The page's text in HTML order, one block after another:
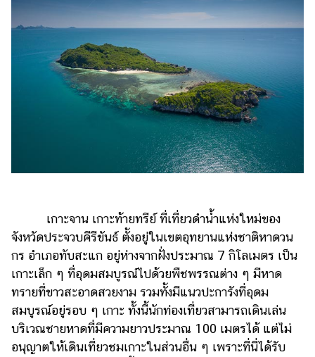
เกาะจาน เกาะท้ายทรีย์ ที่เที่ยวดำน้ำแห่งใหม่ของ
จังหวัดประจวบคีรีขันธ์ ตั้งอยู่ในเขตอุทยานแห่งชาติหาดวน
กร อำเภอทับสะแก อยู่ห่างจากฝั่งประมาณ 7 กิโลเมตร เป็น
เกาะเล็ก ๆ ที่อุดมสมบูรณ์ไปด้วยพืชพรรณต่าง ๆ มีหาด
ทรายที่ขาวสะอาดสวยงาม รวมทั้งมีแนวปะการังที่อุดม
สมบูรณ์อยู่รอบ ๆ เกาะ ทั้งนี้นักท่องเที่ยวสามารถเดินเล่น
บริเวณชายหาดที่มีความยาวประมาณ 100 เมตรได้ แต่ไม่
อนุญาตให้เดินเที่ยวชมเกาะในส่วนอื่น ๆ เพราะที่นี่ได้รับ